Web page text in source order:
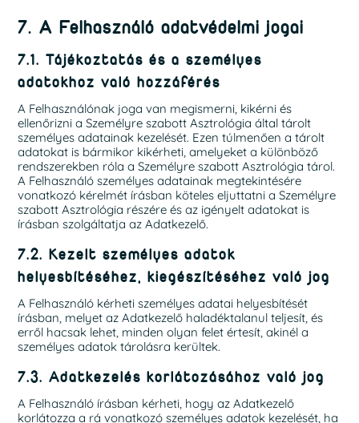
7. A Felhasználó adatvédelmi jogai
7.1. Tájékoztatás és a személyes
adatokhoz való hozzáférés
A Felhasználónak joga van megismerni, kikérni és
ellenőrizni a Személyre szabott Asztrológia által tárolt
személyes adatainak kezelését. Ezen túlmenően a tárolt
adatokat is bármikor kikérheti, amelyeket a különböző
rendszerekben róla a Személyre szabott Asztrológia tárol.
A Felhasználó személyes adatainak megtekintésére
vonatkozó kérelmét írásban köteles eljuttatni a Személyre
szabott Asztrológia részére és az igényelt adatokat is
írásban szolgáltatja az Adatkezelő.
7.2. Kezelt személyes adatok
helyesbítéséhez, kiegészítéséhez való jog
A Felhasználó kérheti személyes adatai helyesbítését
írásban, melyet az Adatkezelő haladéktalanul teljesít, és
erről hacsak lehet, minden olyan felet értesít, akinél a
személyes adatok tárolásra kerültek.
7.3. Adatkezelés korlátozásához való jog
A Felhasználó írásban kérheti, hogy az Adatkezelő
korlátozza a rá vonatkozó személyes adatok kezelését, ha